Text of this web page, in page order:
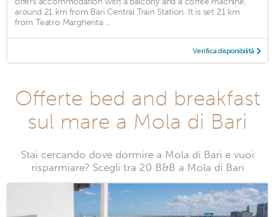
around 21 km from Bari Central Train Station. It is set 21 km
from Teatro Margherita ...
Verifica disponibilità
Offerte bed and breakfast
sul mare a Mola di Bari
Stai cercando dove dormire a Mola di Bari e vuoi
risparmiare? Scegli tra 20 B&B a Mola di Bari